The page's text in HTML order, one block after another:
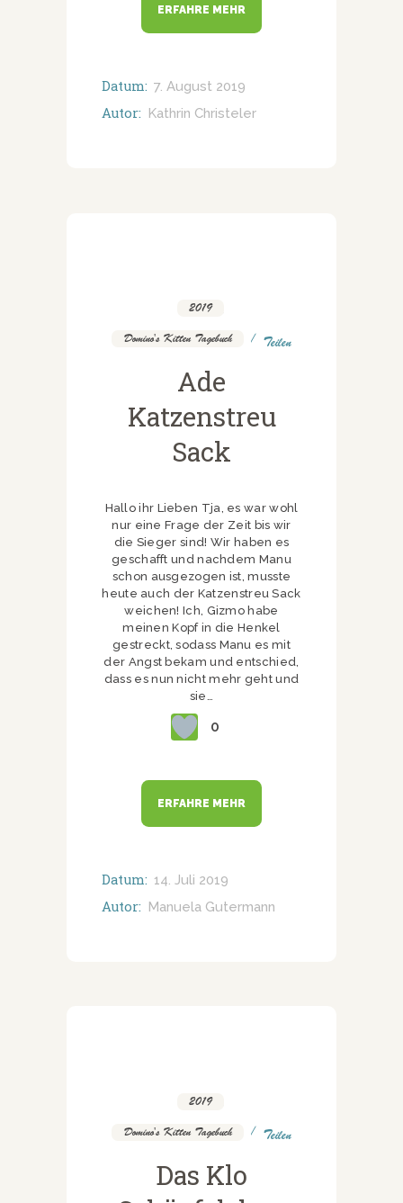
ERFAHRE MEHR
Datum: 7. August 2019
Autor: Kathrin Christeler
2019
Domino's Kitten Tagebuch Teilen
Ade
Katzenstreu
Sack
Hallo ihr Lieben Tja, es war wohl
nur eine Frage der Zeit bis wir
die Sieger sind! Wir haben es
geschafft und nachdem Manu
schon ausgezogen ist, musste
heute auch der Katzenstreu Sack
weichen! Ich, Gizmo habe
meinen Kopf in die Henkel
gestreckt, sodass Manu es mit
der Angst bekam und entschied,
dass es nun nicht mehr geht und
sie…
0
ERFAHRE MEHR
Datum: 14. Juli 2019
Autor: Manuela Gutermann
2019
Domino's Kitten Tagebuch Teilen
Das Klo